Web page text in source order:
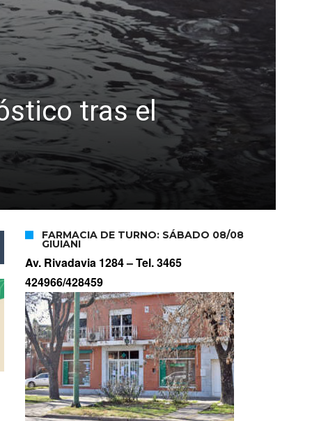
tras el
FARMACIA DE TURNO: SÁBADO 08/08
GIUIANI
Av. Rivadavia 1284 –Tel. 3465
424966/428459